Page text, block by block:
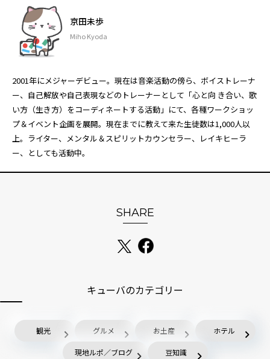
京田未歩
Miho Kyoda
2001年にメジャーデビュー。現在は音楽活動の傍ら、ボイストレーナ
ー、自己解放や自己表現などのトレーナーとして「心と向 き合い、歌
い方（生き方）をコーディネートする活動」にて、各種ワークショッ
プ＆イベント企画を展開。現在までに教えて来た生徒数は1,000人以
上。ライター、メンタル＆スピリットカウンセラー、レイキヒーラ
ー、としても活動中。
SHARE
キューバのカテゴリー
観光 グルメ お土産 ホテル
現地ルポ／ブログ 豆知識